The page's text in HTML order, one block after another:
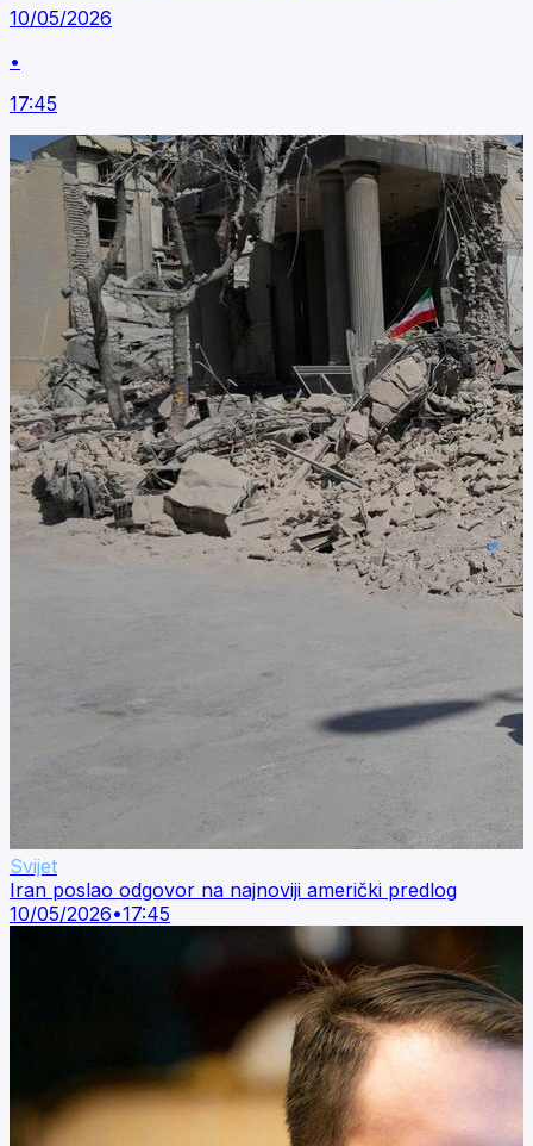
10/05/2026
•
17:45
Svijet
Iran poslao odgovor na najnoviji američki predlog
10/05/2026•17:45